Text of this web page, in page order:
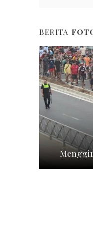
BERITA